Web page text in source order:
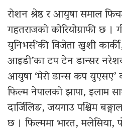
रोशन श्रेष्ठ र आयुषा समाल
गहतराजको कोरियोग्राफी छ ।
युनिभर्स’की विजेता खुशी
आइडी’का टप टेन डान्सर
आयुषा ‘मेरो डान्स कप युएसए’
फिल्म नेपालको झापा, इलाम
दार्जिलिङ, जयगाउ पश्चिम
छ । फिल्ममा भारत, मलेसिया,